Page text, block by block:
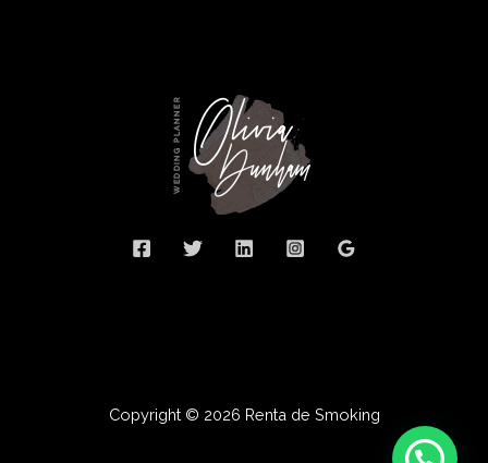
Copyright © 2026 Renta de Smoking